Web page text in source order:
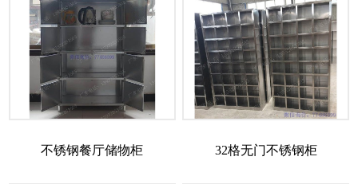
不锈钢餐厅储物柜 32格无门不锈钢柜